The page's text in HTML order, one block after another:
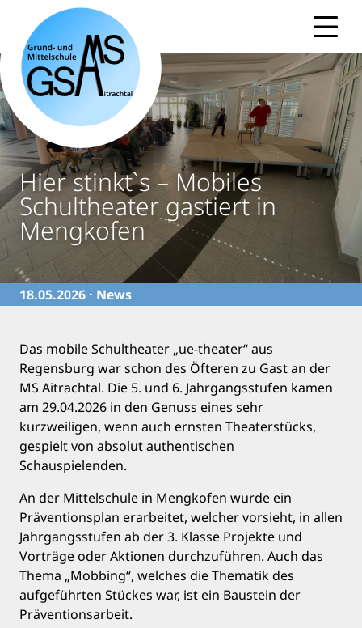
content
Hier stinkt`s – Mobiles
Schultheater gastiert in
Mengkofen
18.05.2026 · News
Das mobile Schultheater „ue-theater“ aus
Regensburg war schon des Öfteren zu Gast an der
MS Aitrachtal. Die 5. und 6. Jahrgangsstufen kamen
am 29.04.2026 in den Genuss eines sehr
kurzweiligen, wenn auch ernsten Theaterstücks,
gespielt von absolut authentischen
Schauspielenden.
An der Mittelschule in Mengkofen wurde ein
Präventionsplan erarbeitet, welcher vorsieht, in allen
Jahrgangsstufen ab der 3. Klasse Projekte und
Vorträge oder Aktionen durchzuführen. Auch das
Thema „Mobbing“, welches die Thematik des
aufgeführten Stückes war, ist ein Baustein der
Präventionsarbeit.